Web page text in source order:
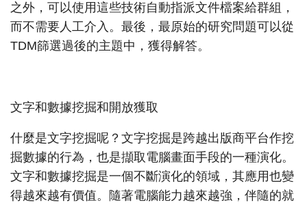
之外，可以使用這些技術自動指派文件檔案給群組，
而不需要人工介入。最後，最原始的研究問題可以從
TDM篩選過後的主題中，獲得解答。
文字和數據挖掘和開放獲取
什麼是文字挖掘呢？文字挖掘是跨越出版商平台作挖
掘數據的行為，也是擷取電腦畫面手段的一種演化。
文字和數據挖掘是一個不斷演化的領域，其應用也變
得越來越有價值。隨著電腦能力越來越強，伴隨的就